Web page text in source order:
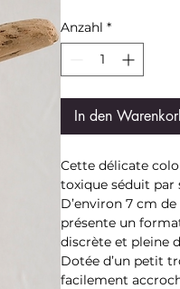
Anzahl *
In den
Cette délicate
toxique séduit par
D’environ 7 cm
présente un
discrète et pleine
Dotée d’un petit
facilement